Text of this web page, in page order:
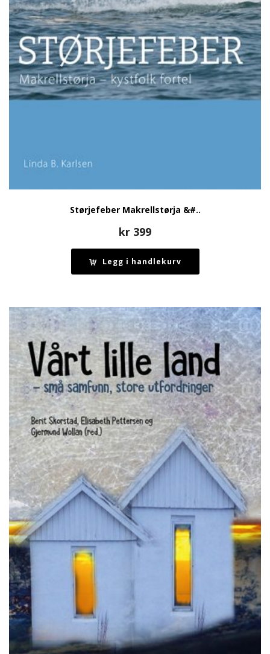
Størjefeber Makrellstørja &#..
kr 399
Legg i handlekurv